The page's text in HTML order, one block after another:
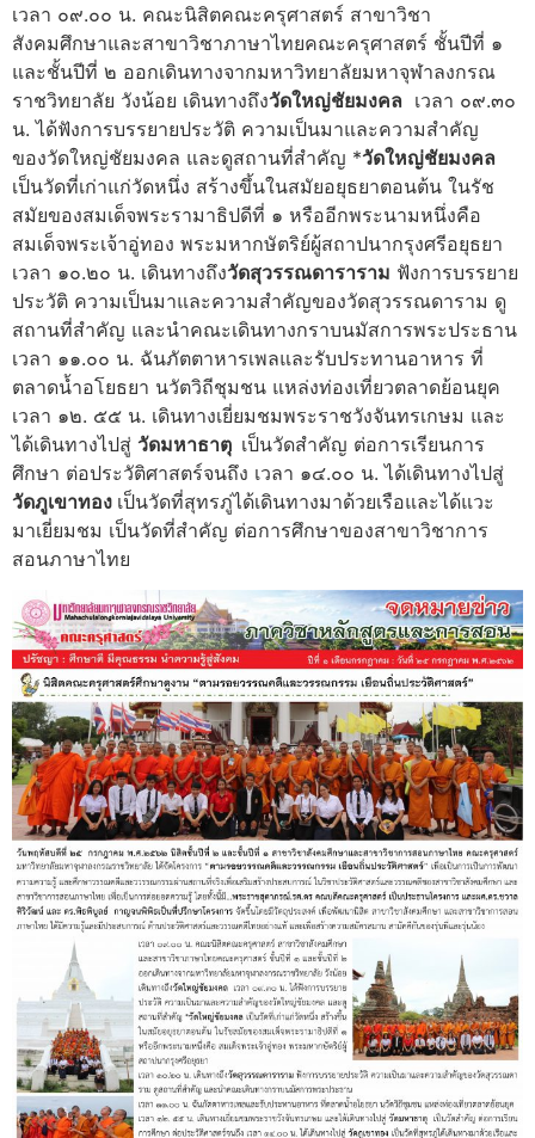
เวลา ๐๙.๐๐ น. คณะนิสิตคณะครุศาสตร์ สาขาวิชา
สังคมศึกษาและสาขาวิชาภาษาไทยคณะครุศาสตร์ ชั้นปีที่ ๑
และชั้นปีที่ ๒ ออกเดินทางจากมหาวิทยาลัยมหาจุฬาลงกรณ
ราชวิทยาลัย วังน้อย เดินทางถึงวัดใหญ่ชัยมงคล เวลา ๐๙.๓๐
น. ได้ฟังการบรรยายประวัติ ความเป็นมาและความสำคัญ
ของวัดใหญ่ชัยมงคล และดูสถานที่สำคัญ *วัดใหญ่ชัยมงคล
เป็นวัดที่เก่าแก่วัดหนึ่ง สร้างขึ้นในสมัยอยุธยาตอนต้น ในรัช
สมัยของสมเด็จพระรามาธิปดีที่ ๑ หรืออีกพระนามหนึ่งคือ
สมเด็จพระเจ้าอู่ทอง พระมหากษัตริย์ผู้สถาปนากรุงศรีอยุธยา
เวลา ๑๐.๒๐ น. เดินทางถึงวัดสุวรรณดาราราม ฟังการบรรยาย
ประวัติ ความเป็นมาและความสำคัญของวัดสุวรรณดาราม ดู
สถานที่สำคัญ และนำคณะเดินทางกราบนมัสการพระประธาน
เวลา ๑๑.๐๐ น. ฉันภัตตาหารเพลและรับประทานอาหาร ที่
ตลาดน้ำอโยธยา นวัตวิถีชุมชน แหล่งท่องเที่ยวตลาดย้อนยุค
เวลา ๑๒. ๕๕ น. เดินทางเยี่ยมชมพระราชวังจันทรเกษม และ
ได้เดินทางไปสู่ วัดมหาธาตุ เป็นวัดสำคัญ ต่อการเรียนการ
ศึกษา ต่อประวัติศาสตร์จนถึง เวลา ๑๔.๐๐ น. ได้เดินทางไปสู่
วัดภูเขาทอง เป็นวัดที่สุทรภู่ได้เดินทางมาด้วยเรือและได้แวะ
มาเยี่ยมชม เป็นวัดที่สำคัญ ต่อการศึกษาของสาขาวิชาการ
สอนภาษาไทย